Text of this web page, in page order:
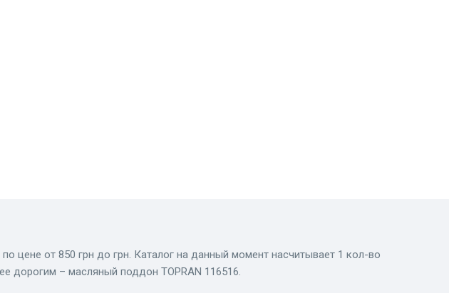
цене от 850 грн до грн. Каталог на данный момент насчитывает 1 кол-во
дорогим – масляный поддон TOPRAN 116516.